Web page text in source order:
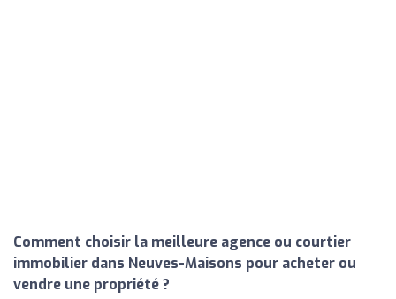
Comment choisir la meilleure agence ou courtier
immobilier dans Neuves-Maisons pour acheter ou
vendre une propriété ?